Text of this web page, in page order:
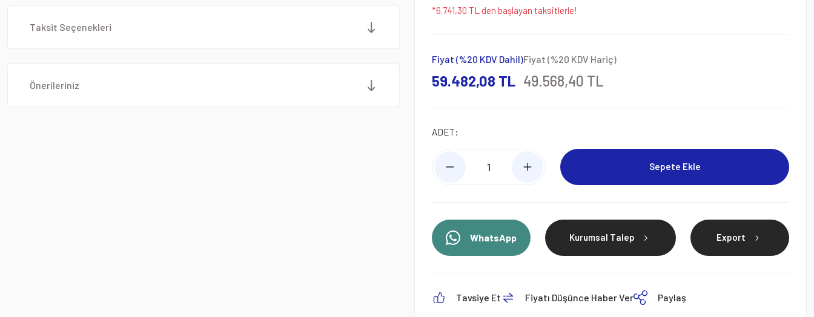
Taksit Seçenekleri
Önerileriniz
*6.741,30 TL den başlayan taksitlerle!
Fiyat (%20 KDV Dahil)
59.482,08 TL
Fiyat (%20 KDV Hariç)
49.568,40 TL
ADET:
Sepete Ekle
WhatsApp Kurumsal Talep Export
Tavsiye Et Fiyatı Düşünce Haber Ver Paylaş